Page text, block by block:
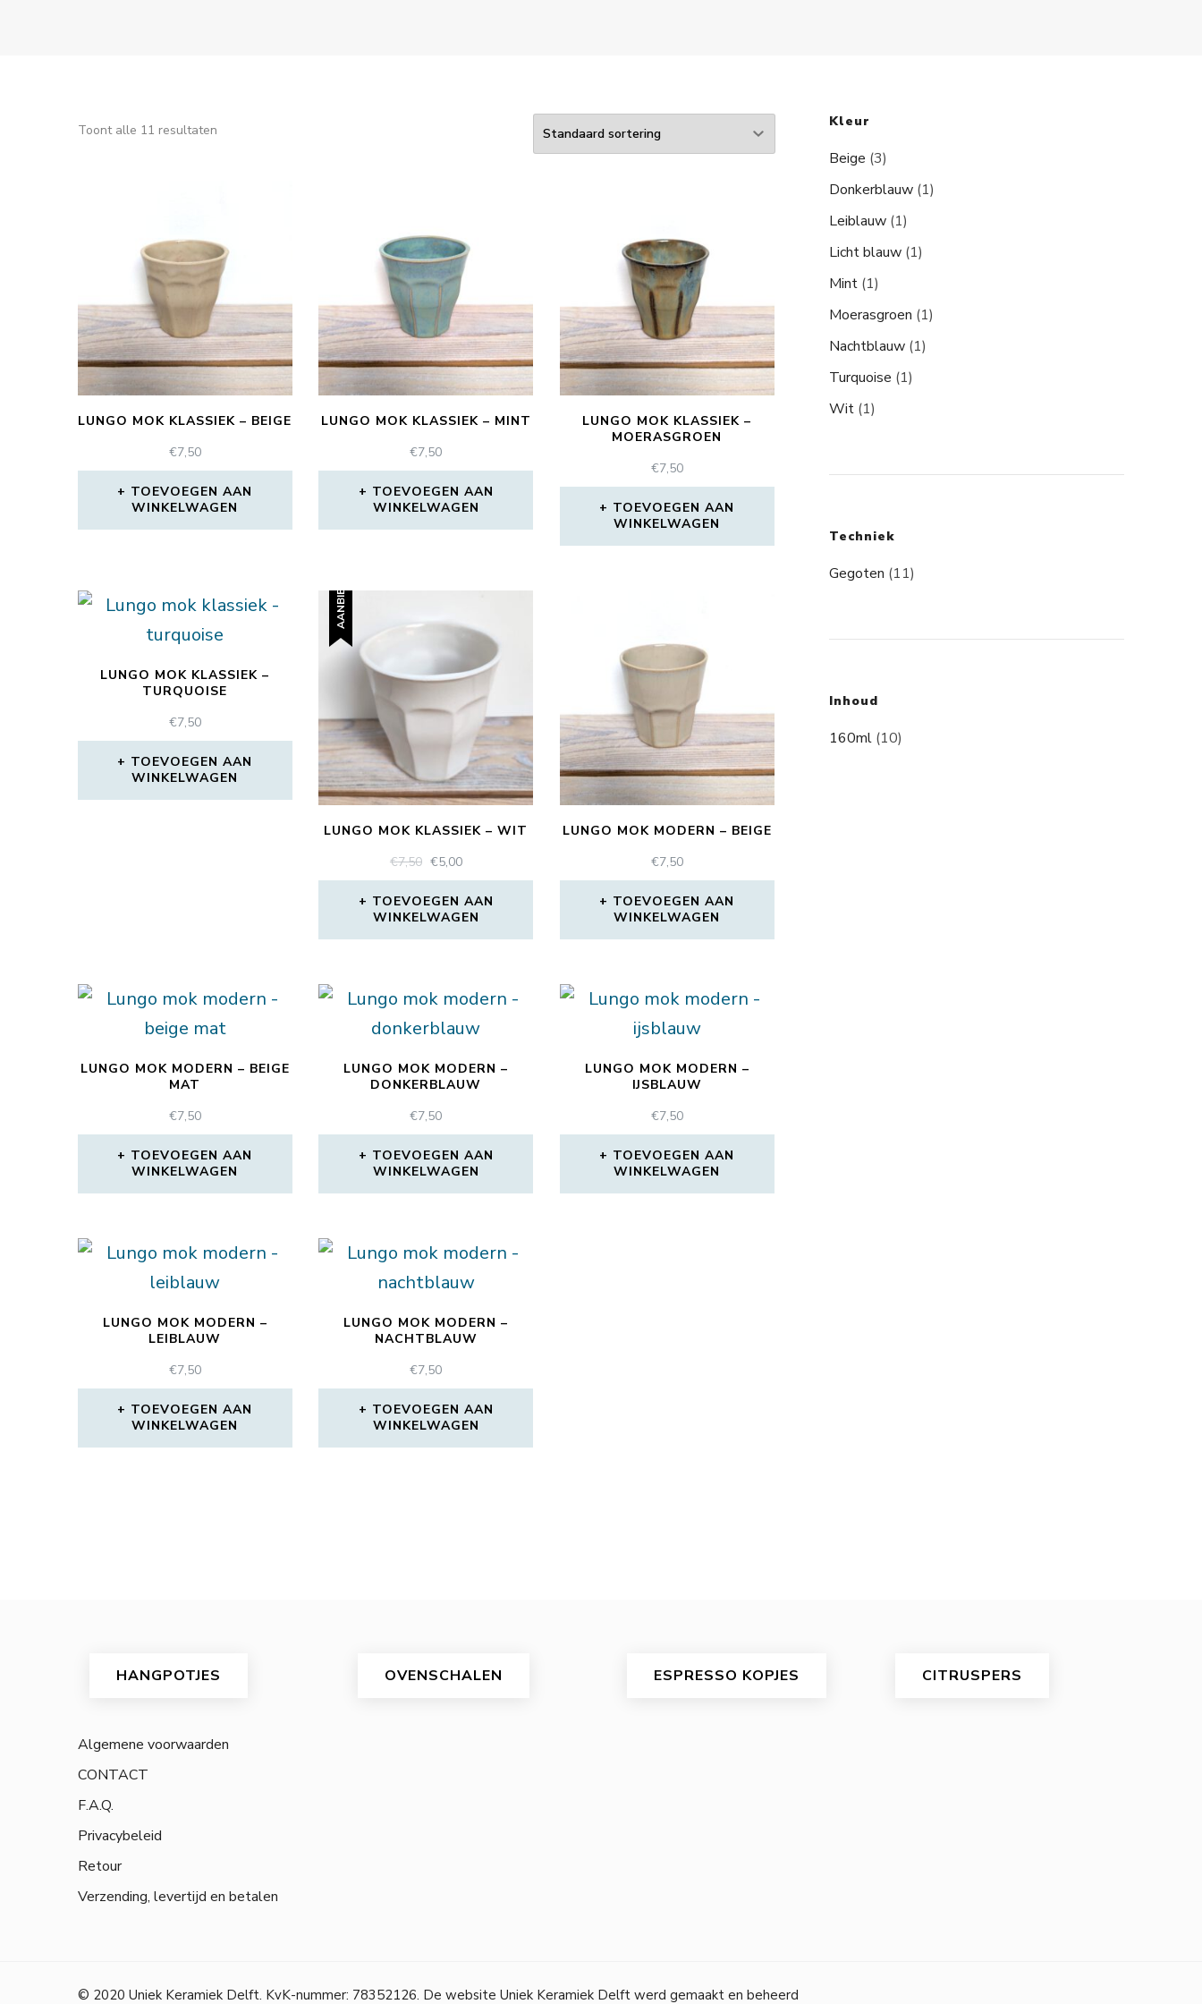
Toont alle 11 resultaten
LUNGO MOK KLASSIEK – BEIGE
€7,50
TOEVOEGEN AAN
WINKELWAGEN
LUNGO MOK KLASSIEK – MINT
€7,50
TOEVOEGEN AAN
WINKELWAGEN
LUNGO MOK KLASSIEK –
MOERASGROEN
€7,50
TOEVOEGEN AAN
WINKELWAGEN
LUNGO MOK KLASSIEK –
TURQUOISE
€7,50
TOEVOEGEN AAN
WINKELWAGEN
AANBIEDING!
LUNGO MOK KLASSIEK – WIT
€7,50 OORSPRONKELIJKE
PRIJS
WAS:
€7,50.
€5,00HUIDIGE
PRIJS
IS:
€5,00.
TOEVOEGEN AAN
WINKELWAGEN
LUNGO MOK MODERN – BEIGE
€7,50
TOEVOEGEN AAN
WINKELWAGEN
LUNGO MOK MODERN – BEIGE
MAT
€7,50
TOEVOEGEN AAN
WINKELWAGEN
LUNGO MOK MODERN –
DONKERBLAUW
€7,50
TOEVOEGEN AAN
WINKELWAGEN
LUNGO MOK MODERN –
IJSBLAUW
€7,50
TOEVOEGEN AAN
WINKELWAGEN
LUNGO MOK MODERN –
LEIBLAUW
€7,50
TOEVOEGEN AAN
WINKELWAGEN
LUNGO MOK MODERN –
NACHTBLAUW
€7,50
TOEVOEGEN AAN
WINKELWAGEN
Kleur
Beige (3)
Donkerblauw (1)
Leiblauw (1)
Licht blauw (1)
Mint (1)
Moerasgroen (1)
Nachtblauw (1)
Turquoise (1)
Wit (1)
Techniek
Gegoten (11)
Inhoud
160ml (10)
HANGPOTJES
Algemene voorwaarden
CONTACT
F.A.Q.
Privacybeleid
Retour
Verzending, levertijd en betalen
OVENSCHALEN ESPRESSO KOPJES CITRUSPERS
© 2020 Uniek Keramiek Delft. KvK-nummer: 78352126. De website Uniek Keramiek Delft werd gemaakt en beheerd